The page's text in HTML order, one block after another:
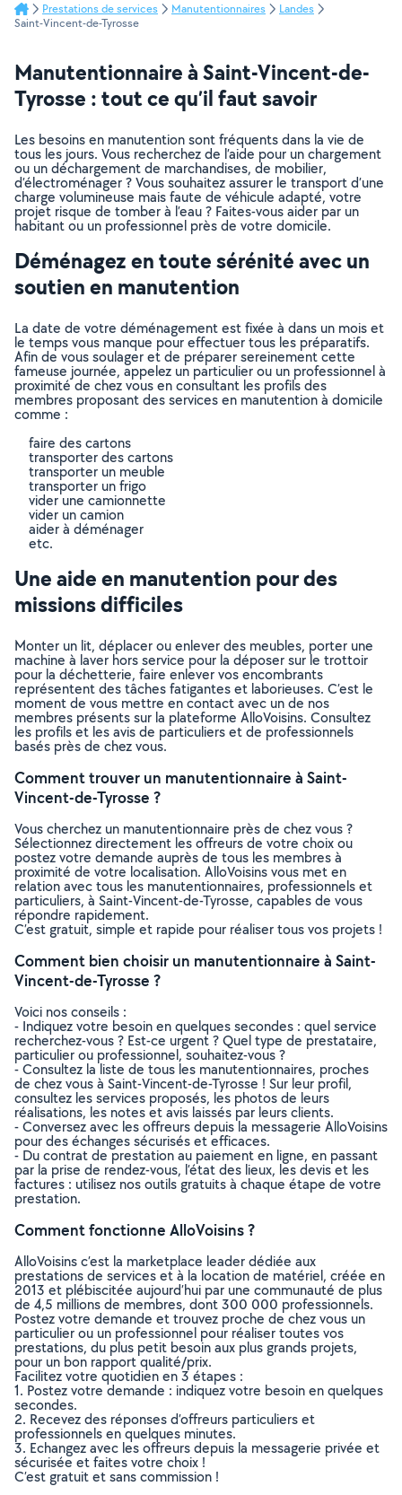
Prestations de services Manutentionnaires
Landes
Saint-Vincent-de-Tyrosse
Manutentionnaire à Saint-Vincent-de-
Tyrosse : tout ce qu’il faut savoir
Les besoins en manutention sont fréquents dans la vie de
tous les jours. Vous recherchez de l’aide pour un chargement
ou un déchargement de marchandises, de mobilier,
d’électroménager ? Vous souhaitez assurer le transport d’une
charge volumineuse mais faute de véhicule adapté, votre
projet risque de tomber à l’eau ? Faites-vous aider par un
habitant ou un professionnel près de votre domicile.
Déménagez en toute sérénité avec un
soutien en manutention
La date de votre déménagement est fixée à dans un mois et
le temps vous manque pour effectuer tous les préparatifs.
Afin de vous soulager et de préparer sereinement cette
fameuse journée, appelez un particulier ou un professionnel à
proximité de chez vous en consultant les profils des
membres proposant des services en manutention à domicile
comme :
faire des cartons
transporter des cartons
transporter un meuble
transporter un frigo
vider une camionnette
vider un camion
aider à déménager
etc.
Une aide en manutention pour des
missions difficiles
Monter un lit, déplacer ou enlever des meubles, porter une
machine à laver hors service pour la déposer sur le trottoir
pour la déchetterie, faire enlever vos encombrants
représentent des tâches fatigantes et laborieuses. C’est le
moment de vous mettre en contact avec un de nos
membres présents sur la plateforme AlloVoisins. Consultez
les profils et les avis de particuliers et de professionnels
basés près de chez vous.
Comment trouver un manutentionnaire à Saint-
Vincent-de-Tyrosse ?
Vous cherchez un manutentionnaire près de chez vous ?
Sélectionnez directement les offreurs de votre choix ou
postez votre demande auprès de tous les membres à
proximité de votre localisation. AlloVoisins vous met en
relation avec tous les manutentionnaires, professionnels et
particuliers, à Saint-Vincent-de-Tyrosse, capables de vous
répondre rapidement.
C’est gratuit, simple et rapide pour réaliser tous vos projets !
Comment bien choisir un manutentionnaire à Saint-
Vincent-de-Tyrosse ?
Voici nos conseils :
- Indiquez votre besoin en quelques secondes : quel service
recherchez-vous ? Est-ce urgent ? Quel type de prestataire,
particulier ou professionnel, souhaitez-vous ?
- Consultez la liste de tous les manutentionnaires, proches
de chez vous à Saint-Vincent-de-Tyrosse ! Sur leur profil,
consultez les services proposés, les photos de leurs
réalisations, les notes et avis laissés par leurs clients.
- Conversez avec les offreurs depuis la messagerie AlloVoisins
pour des échanges sécurisés et efficaces.
- Du contrat de prestation au paiement en ligne, en passant
par la prise de rendez-vous, l’état des lieux, les devis et les
factures : utilisez nos outils gratuits à chaque étape de votre
prestation.
Comment fonctionne AlloVoisins ?
AlloVoisins c’est la marketplace leader dédiée aux
prestations de services et à la location de matériel, créée en
2013 et plébiscitée aujourd’hui par une communauté de plus
de 4,5 millions de membres, dont 300 000 professionnels.
Postez votre demande et trouvez proche de chez vous un
particulier ou un professionnel pour réaliser toutes vos
prestations, du plus petit besoin aux plus grands projets,
pour un bon rapport qualité/prix.
Facilitez votre quotidien en 3 étapes :
1. Postez votre demande : indiquez votre besoin en quelques
secondes.
2. Recevez des réponses d’offreurs particuliers et
professionnels en quelques minutes.
3. Echangez avec les offreurs depuis la messagerie privée et
sécurisée et faites votre choix !
C’est gratuit et sans commission !